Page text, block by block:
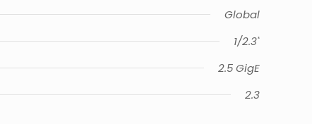
Global
1/2.3"
2.5 GigE
2.3